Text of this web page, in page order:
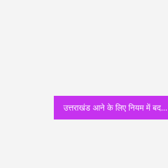
उत्तराखंड आने के लिए नियम में बदलाव हुआ है, देखिये सीएम ने क्या कहा है RT PCR टेस्ट को लेकर!